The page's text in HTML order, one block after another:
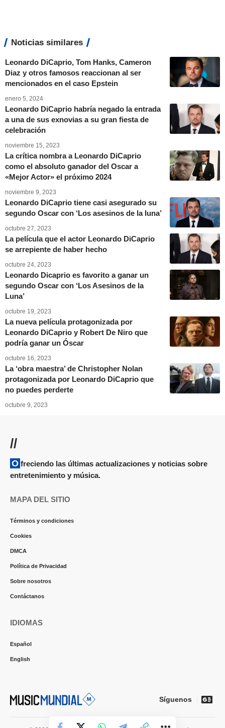
Noticias similares
Leonardo DiCaprio, Tom Hanks, Cameron
Diaz y otros famosos reaccionan al ser
mencionados en el caso Epstein
enero 5, 2024
Leonardo DiCaprio habría negado la entrada
a una de sus exnovias a su gran fiesta de
celebración
noviembre 15, 2023
La crítica nombra a Leonardo DiCaprio
como el absoluto ganador del Oscar a
«Mejor Actor» el próximo 2024
noviembre 9, 2023
Leonardo DiCaprio tiene casi asegurado su
segundo Oscar con ‘Los asesinos de la luna’
octubre 27, 2023
La película que el actor Leonardo DiCaprio
se arrepiente de haber hecho
octubre 24, 2023
Leonardo Dicaprio es favorito a ganar un
segundo Oscar con ‘Los Asesinos de la
Luna’
octubre 19, 2023
La nueva película protagonizada por
Leonardo DiCaprio y Robert De Niro que
podría ganar un Óscar
octubre 16, 2023
La ‘obra maestra’ de Christopher Nolan
protagonizada por Leonardo DiCaprio que
no puedes perderte
octubre 9, 2023
//
Ofreciendo las últimas actualizaciones y noticias sobre
entretenimiento y música.
MAPA DEL SITIO
Términos y condiciones
Cookies
DMCA
Política de Privacidad
Sobre nosotros
Contáctanos
IDIOMAS
Español
English
Síguenos